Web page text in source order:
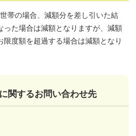
帯の場合、減額分を差し引いた結
った場合は減額となりますが、減額
限度額を超過する場合は減額となり
関するお問い合わせ先